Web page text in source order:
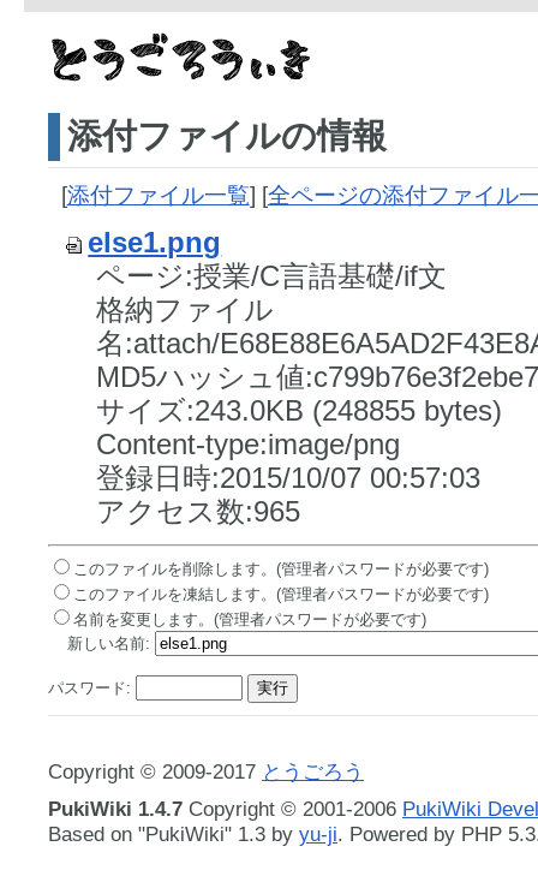
添付ファイルの情報
[添付ファイル一覧] [全ページの添付ファイル
else1.png
ページ:授業/C言語基礎/if文
格納ファイル
名:attach/
MD5ハッシュ値
サイズ:243.0KB (248855 bytes)
Content-type:image/png
登録日時:2015/10/07 00:57:03
アクセス数:965
このファイルを削除します。(管理者パスワードが必要です)
このファイルを凍結します。(管理者パスワードが必要です)
名前を変更します。(管理者パスワードが必要です)
新しい名前:
パスワード:
Copyright © 2009-2017 とうごろう
PukiWiki 1.4.7 Copyright © 2001-2006 PukiWiki
Based on "PukiWiki" 1.3 by yu-ji. Powered by PHP